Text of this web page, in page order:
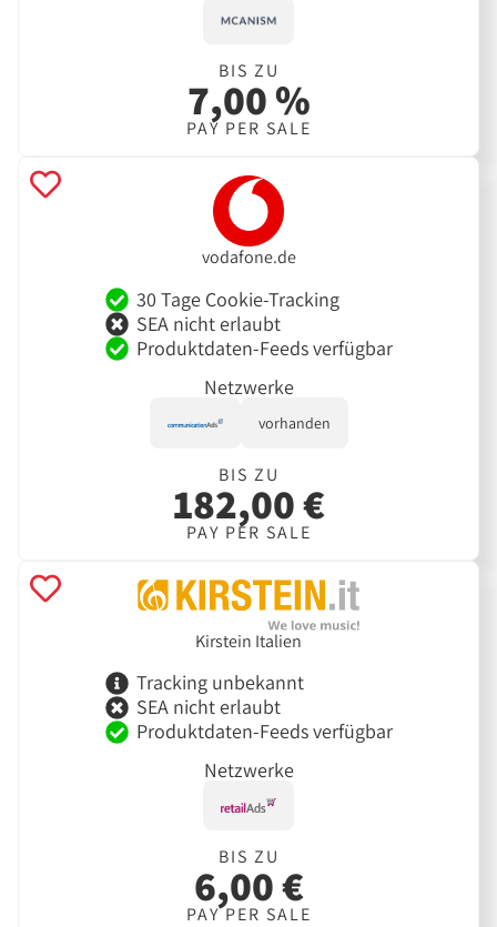
BIS ZU
7,00 %
PAY PER SALE
vodafone.de
30 Tage Cookie-Tracking
SEA nicht erlaubt
Produktdaten-Feeds verfügbar
Netzwerke
vorhanden
BIS ZU
182,00 €
PAY PER SALE
Kirstein Italien
Tracking unbekannt
SEA nicht erlaubt
Produktdaten-Feeds verfügbar
Netzwerke
BIS ZU
6,00 €
PAY PER SALE